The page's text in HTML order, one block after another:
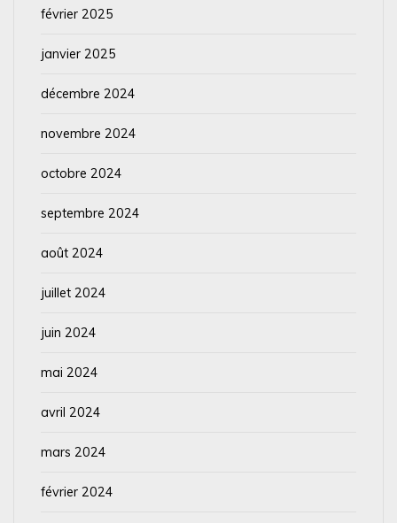
février 2025
janvier 2025
décembre 2024
novembre 2024
octobre 2024
septembre 2024
août 2024
juillet 2024
juin 2024
mai 2024
avril 2024
mars 2024
février 2024